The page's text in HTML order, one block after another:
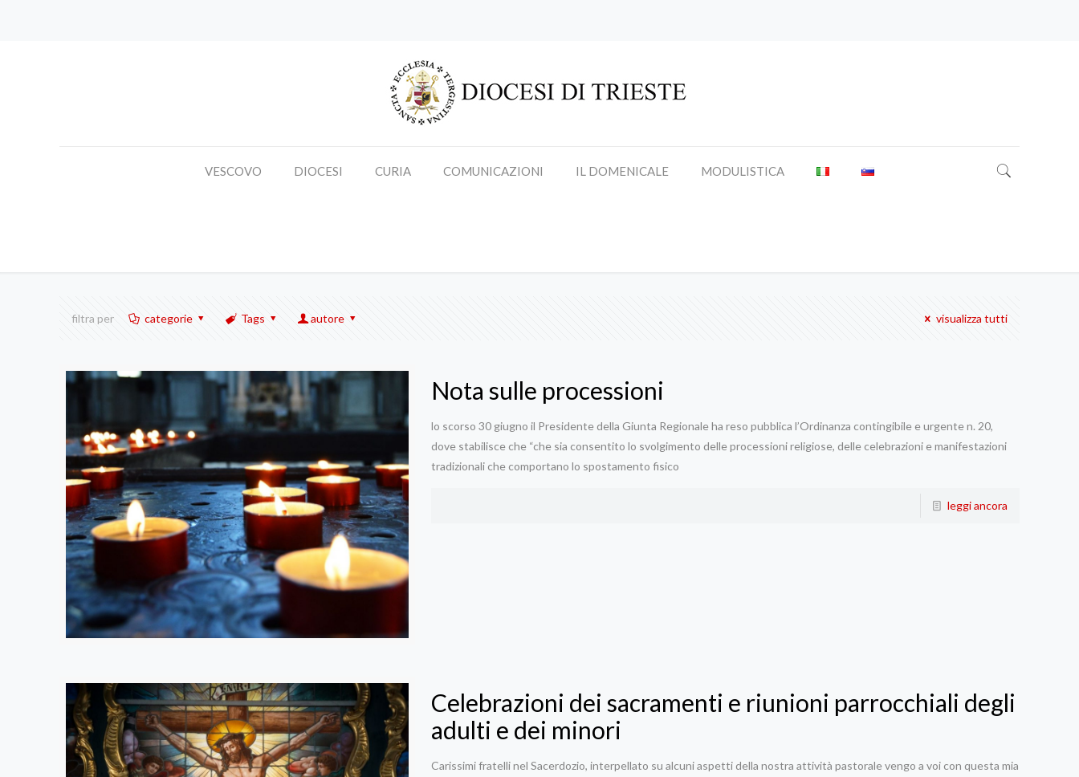
VESCOVO DIOCESI CURIA COMUNICAZIONI IL DOMENICALE MODULISTICA
filtra per categorie Tags autore visualizza tutti
Nota sulle processioni
lo scorso 30 giugno il Presidente della Giunta Regionale ha reso pubblica l’Ordinanza contingibile e urgente n. 20,
dove stabilisce che “che sia consentito lo svolgimento delle processioni religiose, delle celebrazioni e manifestazioni
tradizionali che comportano lo spostamento fisico
leggi ancora
Celebrazioni dei sacramenti e riunioni parrocchiali degli
adulti e dei minori
Carissimi fratelli nel Sacerdozio, interpellato su alcuni aspetti della nostra attività pastorale vengo a voi con questa mia